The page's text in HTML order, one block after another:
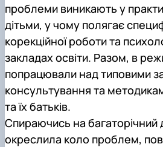
проблеми виникають у
дітьми, у чому полягає
корекційної роботи та
закладах освіти. Разом, в
попрацювали над типовими
консультування та
та їх батьків.
Спираючись на багаторічний
окреслила коло проблем,